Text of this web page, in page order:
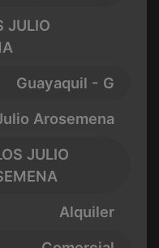
JULIO
Guayaquil - G
Arosemena
JULIO
Alquiler